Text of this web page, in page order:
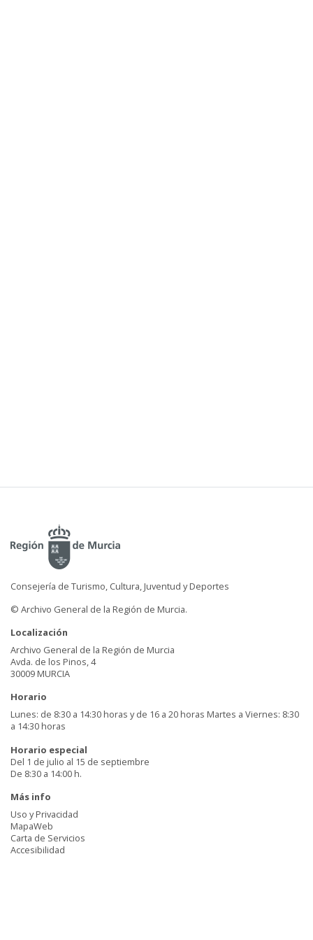
Consejería de Turismo, Cultura, Juventud y Deportes
© Archivo General de la Región de Murcia.
Localización
Archivo General de la Región de Murcia
Avda. de los Pinos, 4
30009 MURCIA
Horario
Lunes: de 8:30 a 14:30 horas y de 16 a 20 horas Martes a Viernes: 8:30
a 14:30 horas
Horario especial
Del 1 de julio al 15 de septiembre
De 8:30 a 14:00 h.
Más info
Uso y Privacidad
MapaWeb
Carta de Servicios
Accesibilidad